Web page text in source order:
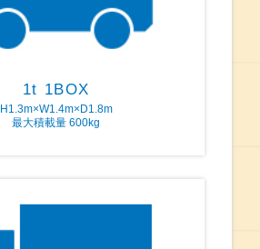
1t 1BOX
H1.3m×W1.4m×D1.8m
最大積載量 600kg